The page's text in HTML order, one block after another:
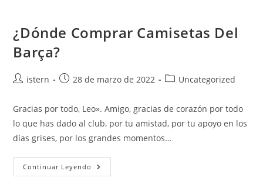
¿Dónde Comprar Camisetas Del
Barça?
Autor
la
entrada:
istern
Publicación
la
entrada:
28 de marzo de 2022
Categoría
la
entrada:
Uncategorized
Gracias por todo, Leo». Amigo, gracias de corazón por todo
lo que has dado al club, por tu amistad, por tu apoyo en los
días grises, por los grandes momentos…
Continuar Leyendo ¿Dónde
Comprar